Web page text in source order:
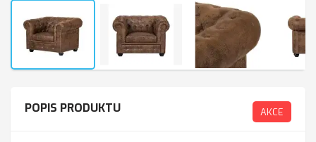
POPIS PRODUKTU AKCE